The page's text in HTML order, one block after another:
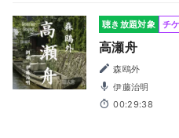
聴き放題対象 チ
高瀬舟
森鴎外
伊藤治明
00:29:38